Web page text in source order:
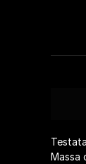
Massa